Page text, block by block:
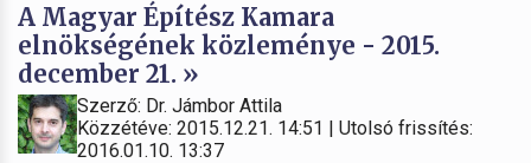
A Magyar Építész Kamara
elnökségének közleménye - 2015.
december 21. »
Szerző: Dr. Jámbor Attila
Közzétéve: 2015.12.21. 14:51 | Utolsó frissítés:
2016.01.10. 13:37